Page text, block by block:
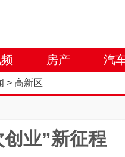
房产 汽
> 高新区
业”新征程